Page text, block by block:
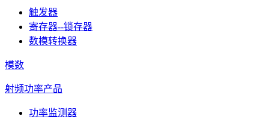
触发器
寄存器--锁存器
数模转换器
模数
射频功率产品
功率监测器